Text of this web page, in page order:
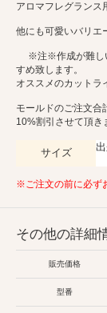
アロマフレグランス
他にも可愛いバリエ
※注※作成が難しい
すめ致します。
オススメのカットラ
モールドのご注文合
10%割引させて頂
サイズ
※ご注文の前に必ず
その他の詳細
販売価格
型番